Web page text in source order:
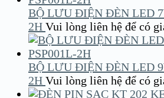
BỘ LƯU ĐIỆN ĐÈN LED
2H Vui lòng liên hệ để có
BỘ LƯU ĐIỆN ĐÈN LED
2H Vui lòng liên hệ để có